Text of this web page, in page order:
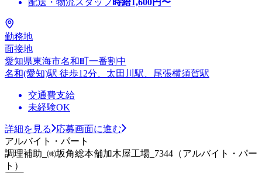
勤務地
面接地
愛知県東海市名和町一番割中
名和(愛知)駅 徒歩12分、太田川駅、尾張横須賀駅
交通費支給
未経験OK
詳細を見る
応募画面に進む
アルバイト・パート
調理補助_㈱坂角総本舗加木屋工場_7344（アルバイト・パー
ト）